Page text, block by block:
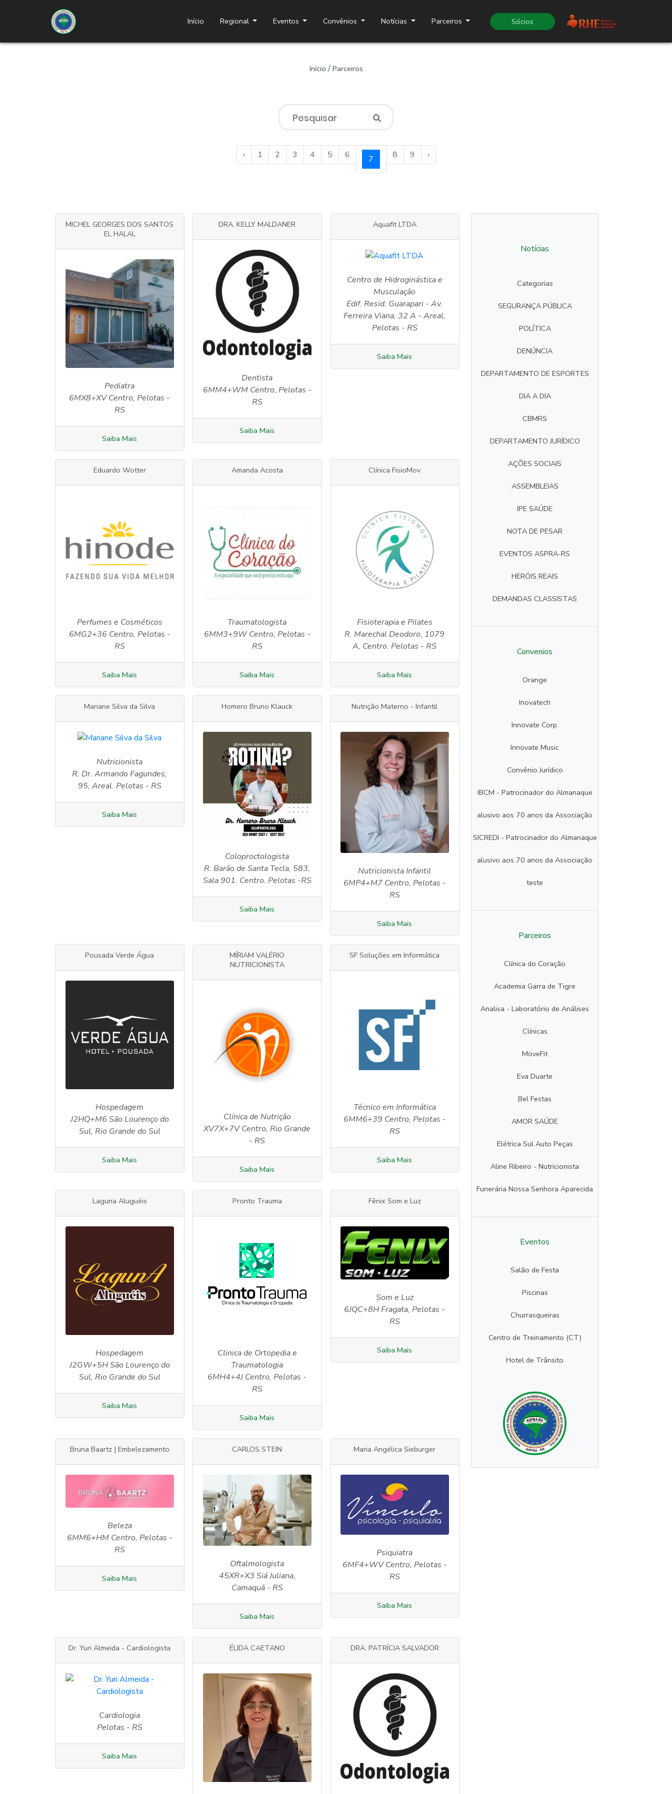
Início Regional Eventos Convênios Notícias Parceiros Sócios
Início/ Parceiros
‹ 1 2 3 4 5 6 7 8 9 ›
MICHEL GEORGES DOS SANTOS
EL HALAL
Pediatra
6MX8+XV Centro, Pelotas -
RS
Saiba Mais
DRA. KELLY MALDANER
Dentista
6MM4+WM Centro, Pelotas -
RS
Saiba Mais
Aquafit LTDA
Centro de Hidroginástica e
Musculação
Edif. Resid. Guarapari - Av.
Ferreira Viana, 32 A - Areal,
Pelotas - RS
Saiba Mais
Eduardo Wotter
Perfumes e Cosméticos
6MG2+36 Centro, Pelotas -
RS
Saiba Mais
Amanda Acosta
Traumatologista
6MM3+9W Centro, Pelotas -
RS
Saiba Mais
Clínica FisioMov
Fisioterapia e Pilates
R. Marechal Deodoro, 1079
A, Centro. Pelotas - RS
Saiba Mais
Mariane Silva da Silva
Nutricionista
R. Dr. Armando Fagundes,
95, Areal. Pelotas - RS
Saiba Mais
Homero Bruno Klauck
Coloproctologista
R. Barão de Santa Tecla, 583,
Sala 901. Centro. Pelotas -RS
Saiba Mais
Nutrição Materno - Infantil
Nutricionista Infantil
6MP4+M7 Centro, Pelotas -
RS
Saiba Mais
Pousada Verde Água
Hospedagem
J2HQ+M6 São Lourenço do
Sul, Rio Grande do Sul
Saiba Mais
MÍRIAM VALÉRIO
NUTRICIONISTA
Clínica de Nutrição
XV7X+7V Centro, Rio Grande
- RS
Saiba Mais
SF Soluções em Informática
Técnico em Informática
6MM6+39 Centro, Pelotas -
RS
Saiba Mais
Laguna Aluguéis
Hospedagem
J2GW+5H São Lourenço do
Sul, Rio Grande do Sul
Saiba Mais
Pronto Trauma
Clinica de Ortopedia e
Traumatologia
6MH4+4J Centro, Pelotas -
RS
Saiba Mais
Fênix Som e Luz
Som e Luz
6JQC+8H Fragata, Pelotas -
RS
Saiba Mais
Bruna Baartz | Embelezamento
Beleza
6MM6+HM Centro, Pelotas -
RS
Saiba Mais
CARLOS STEIN
Oftalmologista
45XR+X3 Siá Juliana,
Camaquã - RS
Saiba Mais
Maria Angélica Sieburger
Psiquiatra
6MF4+WV Centro, Pelotas -
RS
Saiba Mais
Dr. Yuri Almeida - Cardiologista
Cardiologia
Pelotas - RS
Saiba Mais
ÉLIDA CAETANO DRA. PATRÍCIA SALVADOR
Notícias
Categorias
SEGURANÇA PÚBLICA
POLÍTICA
DENÚNCIA
DEPARTAMENTO DE ESPORTES
DIA A DIA
CBMRS
DEPARTAMENTO JURÍDICO
AÇÕES SOCIAIS
ASSEMBLEIAS
IPE SAÚDE
NOTA DE PESAR
EVENTOS ASPRA-RS
HERÓIS REAIS
DEMANDAS CLASSISTAS
Convenios
Orange
Inovatech
Innovate Corp.
Innovate Music
Convênio Jurídico
IBCM - Patrocinador do Almanaque
alusivo aos 70 anos da Associação
SICREDI - Patrocinador do Almanaque
alusivo aos 70 anos da Associação
teste
Parceiros
Clínica do Coração
Academia Garra de Tigre
Analisa - Laboratório de Análises
Clínicas
MoveFit
Eva Duarte
Bel Festas
AMOR SAÚDE
Elétrica Sul Auto Peças
Aline Ribeiro - Nutricionista
Funerária Nossa Senhora Aparecida
Eventos
Salão de Festa
Piscinas
Churrasqueiras
Centro de Treinamento (CT)
Hotel de Trânsito